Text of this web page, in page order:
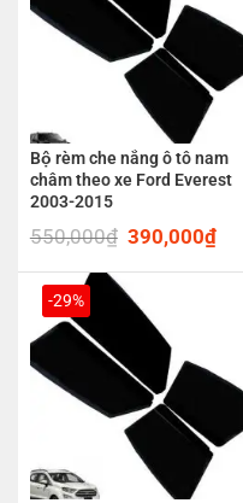
Bộ rèm che nắng ô tô nam
châm theo xe Ford Everest
2003-2015
550,000₫ Original
was:
550,000₫.
390,000₫
is:
-29%